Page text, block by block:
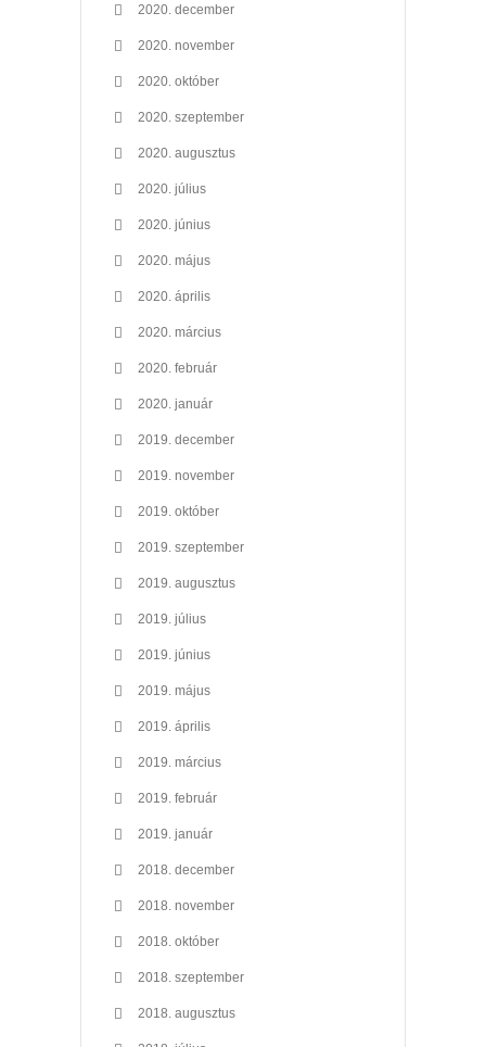
2020. december
2020. november
2020. október
2020. szeptember
2020. augusztus
2020. július
2020. június
2020. május
2020. április
2020. március
2020. február
2020. január
2019. december
2019. november
2019. október
2019. szeptember
2019. augusztus
2019. július
2019. június
2019. május
2019. április
2019. március
2019. február
2019. január
2018. december
2018. november
2018. október
2018. szeptember
2018. augusztus